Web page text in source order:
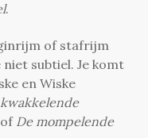
.
of stafrijm
subtiel. Je komt
en Wiske
of De mompelende